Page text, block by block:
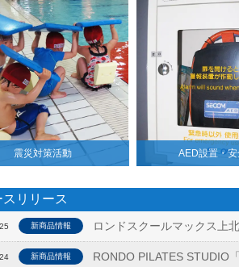
震災対策活動 AED設置・安
リリース
新商品情報 ロンドスクールマックス上
新商品情報 RONDO PILATES STUDIO